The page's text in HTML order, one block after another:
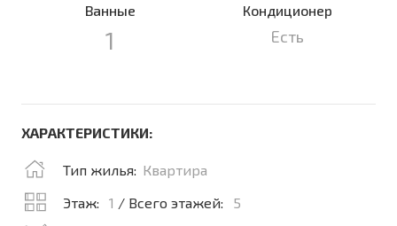
Ванные
1
Кондиционер
Есть
ХАРАКТЕРИСТИКИ:
Тип жилья: Квартира
Этаж:
1 / Всего этажей:
5